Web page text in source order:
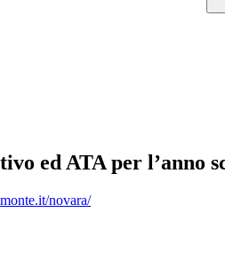
ed ATA per l’anno
novara/